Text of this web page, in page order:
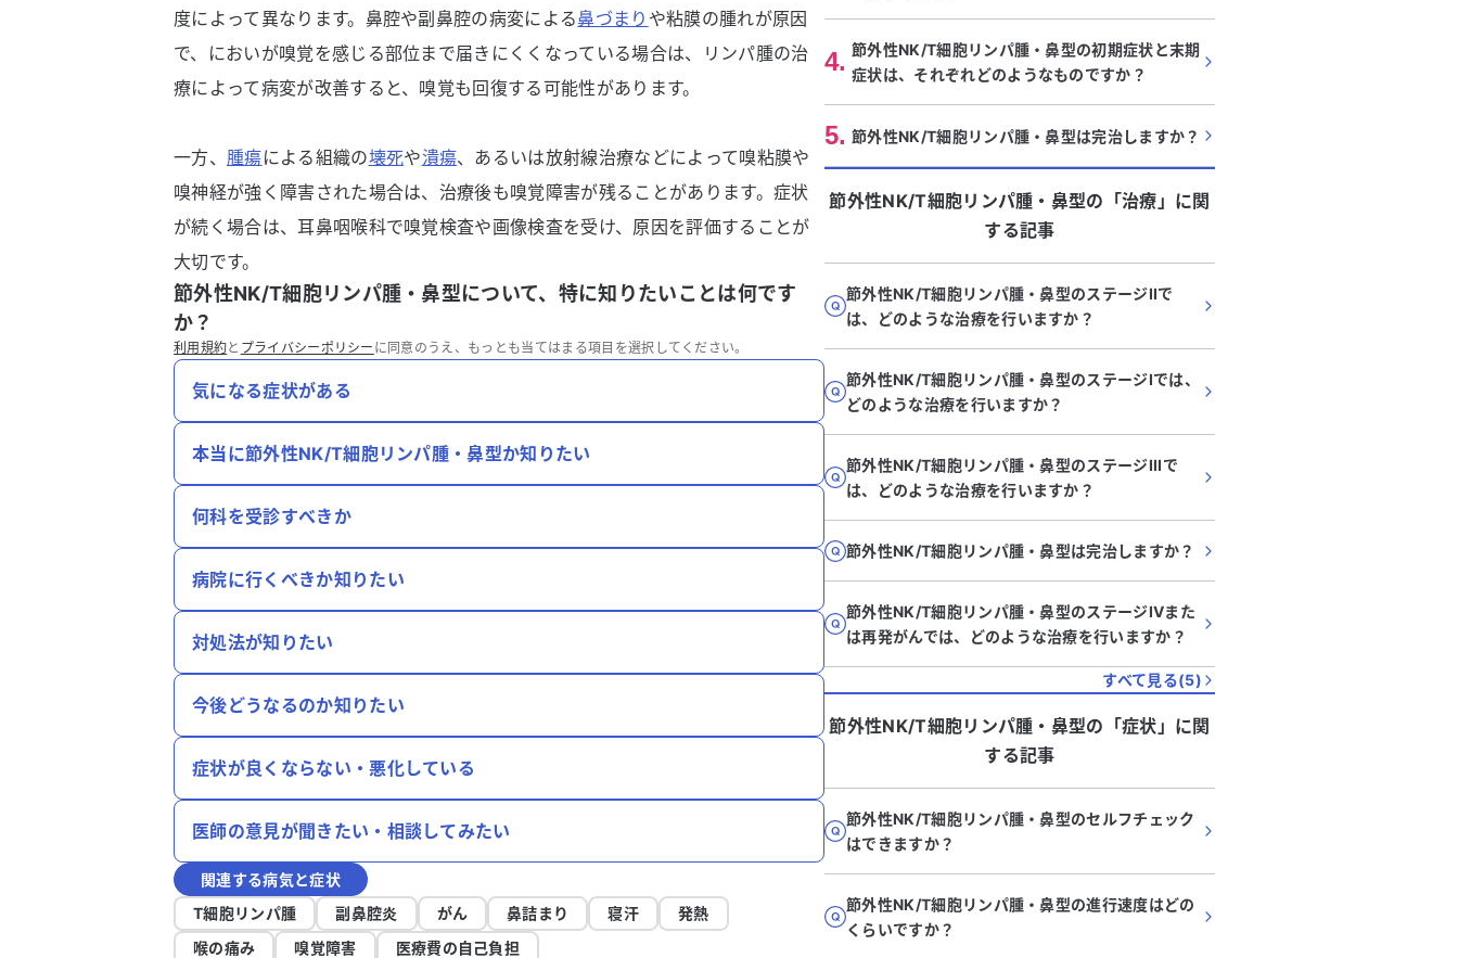
度によって異なります。鼻腔や副鼻腔の病変による鼻づまり や粘膜の腫れが原因
で、においが嗅覚を感じる部位まで届きにくくなっている場合は、リンパ腫の治
療によって病変が改善すると、嗅覚も回復する可能性があります。
一方、 腫瘍による組織の壊死や潰瘍、あるいは放射線治療などによって嗅粘膜や
嗅神経が強く障害された場合は、治療後も嗅覚障害が残ることがあります。症状
が続く場合は、耳鼻咽喉科で嗅覚検査や画像検査を受け、原因を評価することが
大切です。
節外性NK/T細胞リンパ腫・鼻型について、特に知りたいことは何です
か？
利用規約と プライバシーポリシー に同意のうえ、もっとも当てはまる項目を選択してください。
気になる症状がある
本当に節外性NK/T細胞リンパ腫・鼻型か知りたい
何科を受診すべきか
病院に行くべきか知りたい
対処法が知りたい
今後どうなるのか知りたい
症状が良くならない・悪化している
医師の意見が聞きたい・相談してみたい
関連する病気と症状
T細胞リンパ腫
副鼻腔炎 がん 鼻詰まり 寝汗
発熱
喉の痛み
嗅覚障害
医療費の自己負担
4. 節外性NK/T細胞リンパ腫・鼻型の初期症状と末期
症状は、それぞれどのようなものですか？
5. 節外性NK/T細胞リンパ腫・鼻型は完治しますか？
節外性NK/T細胞リンパ腫・鼻型の「治療 」に関
する記事
節外性NK/T細胞リンパ腫・鼻型のステージIIで
は、どのような治療を行いますか？
節外性NK/T細胞リンパ腫・鼻型のステージIでは、
どのような治療を行いますか？
節外性NK/T細胞リンパ腫・鼻型のステージIIIで
は、どのような治療を行いますか？
節外性NK/T細胞リンパ腫・鼻型は完治しますか？
節外性NK/T細胞リンパ腫・鼻型のステージIVまた
は再発がんでは、どのような治療を行いますか？
すべて見る(5)
節外性NK/T細胞リンパ腫・鼻型の「症状 」に関
する記事
節外性NK/T細胞リンパ腫・鼻型のセルフチェック
はできますか？
節外性NK/T細胞リンパ腫・鼻型の進行速度はどの
くらいですか？